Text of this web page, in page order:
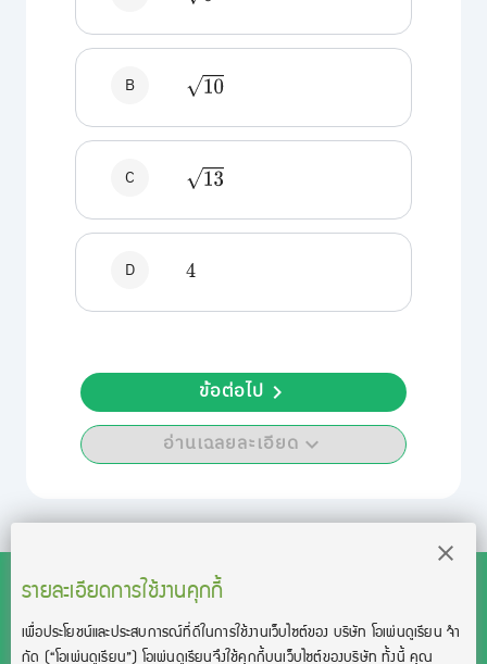
B 10
C 13
D 4
อ่านเฉลยละเอียด
ข้อต่อไป
รายละเอียดการใช้งานคุกกี้
เพื่อประโยชน์และประสบการณ์ที่ดีในการใช้งานเว็บไซต์ของ บริษัท โอเพ่นดูเรียน จํา
กัด (“โอเพ่นดูเรียน”)โอเพ่นดูเรียนจึงใช้คุกกี้บนเว็บไซต์ของบริษัท ทั้งนี้ คุณ
สงวนลิขสิทธิ์โดย บริษัท โอเพ่นดูเรียน จำกัด 2021 ©︎ OpenDurian